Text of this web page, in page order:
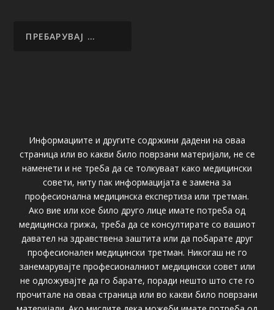
Информациите и другите содржини дадени на оваа
страница или во какви било поврзани материјали, не се
наменети и не треба да се толкуваат како медицински
совети, ниту пак информацијата е замена за
професионална медицинска експертиза или третман.
Ако вие или кое било друго лице имате потреба од
медицинска грижа, треба да се консултирате со вашиот
давател на здравствена заштита или да побарате друг
професионален медицински третман. Никогаш не го
занемарувајте професионалниот медицински совет или
не одложувајте да го барате, поради нешто што сте го
прочитале на оваа страница или во какви било поврзани